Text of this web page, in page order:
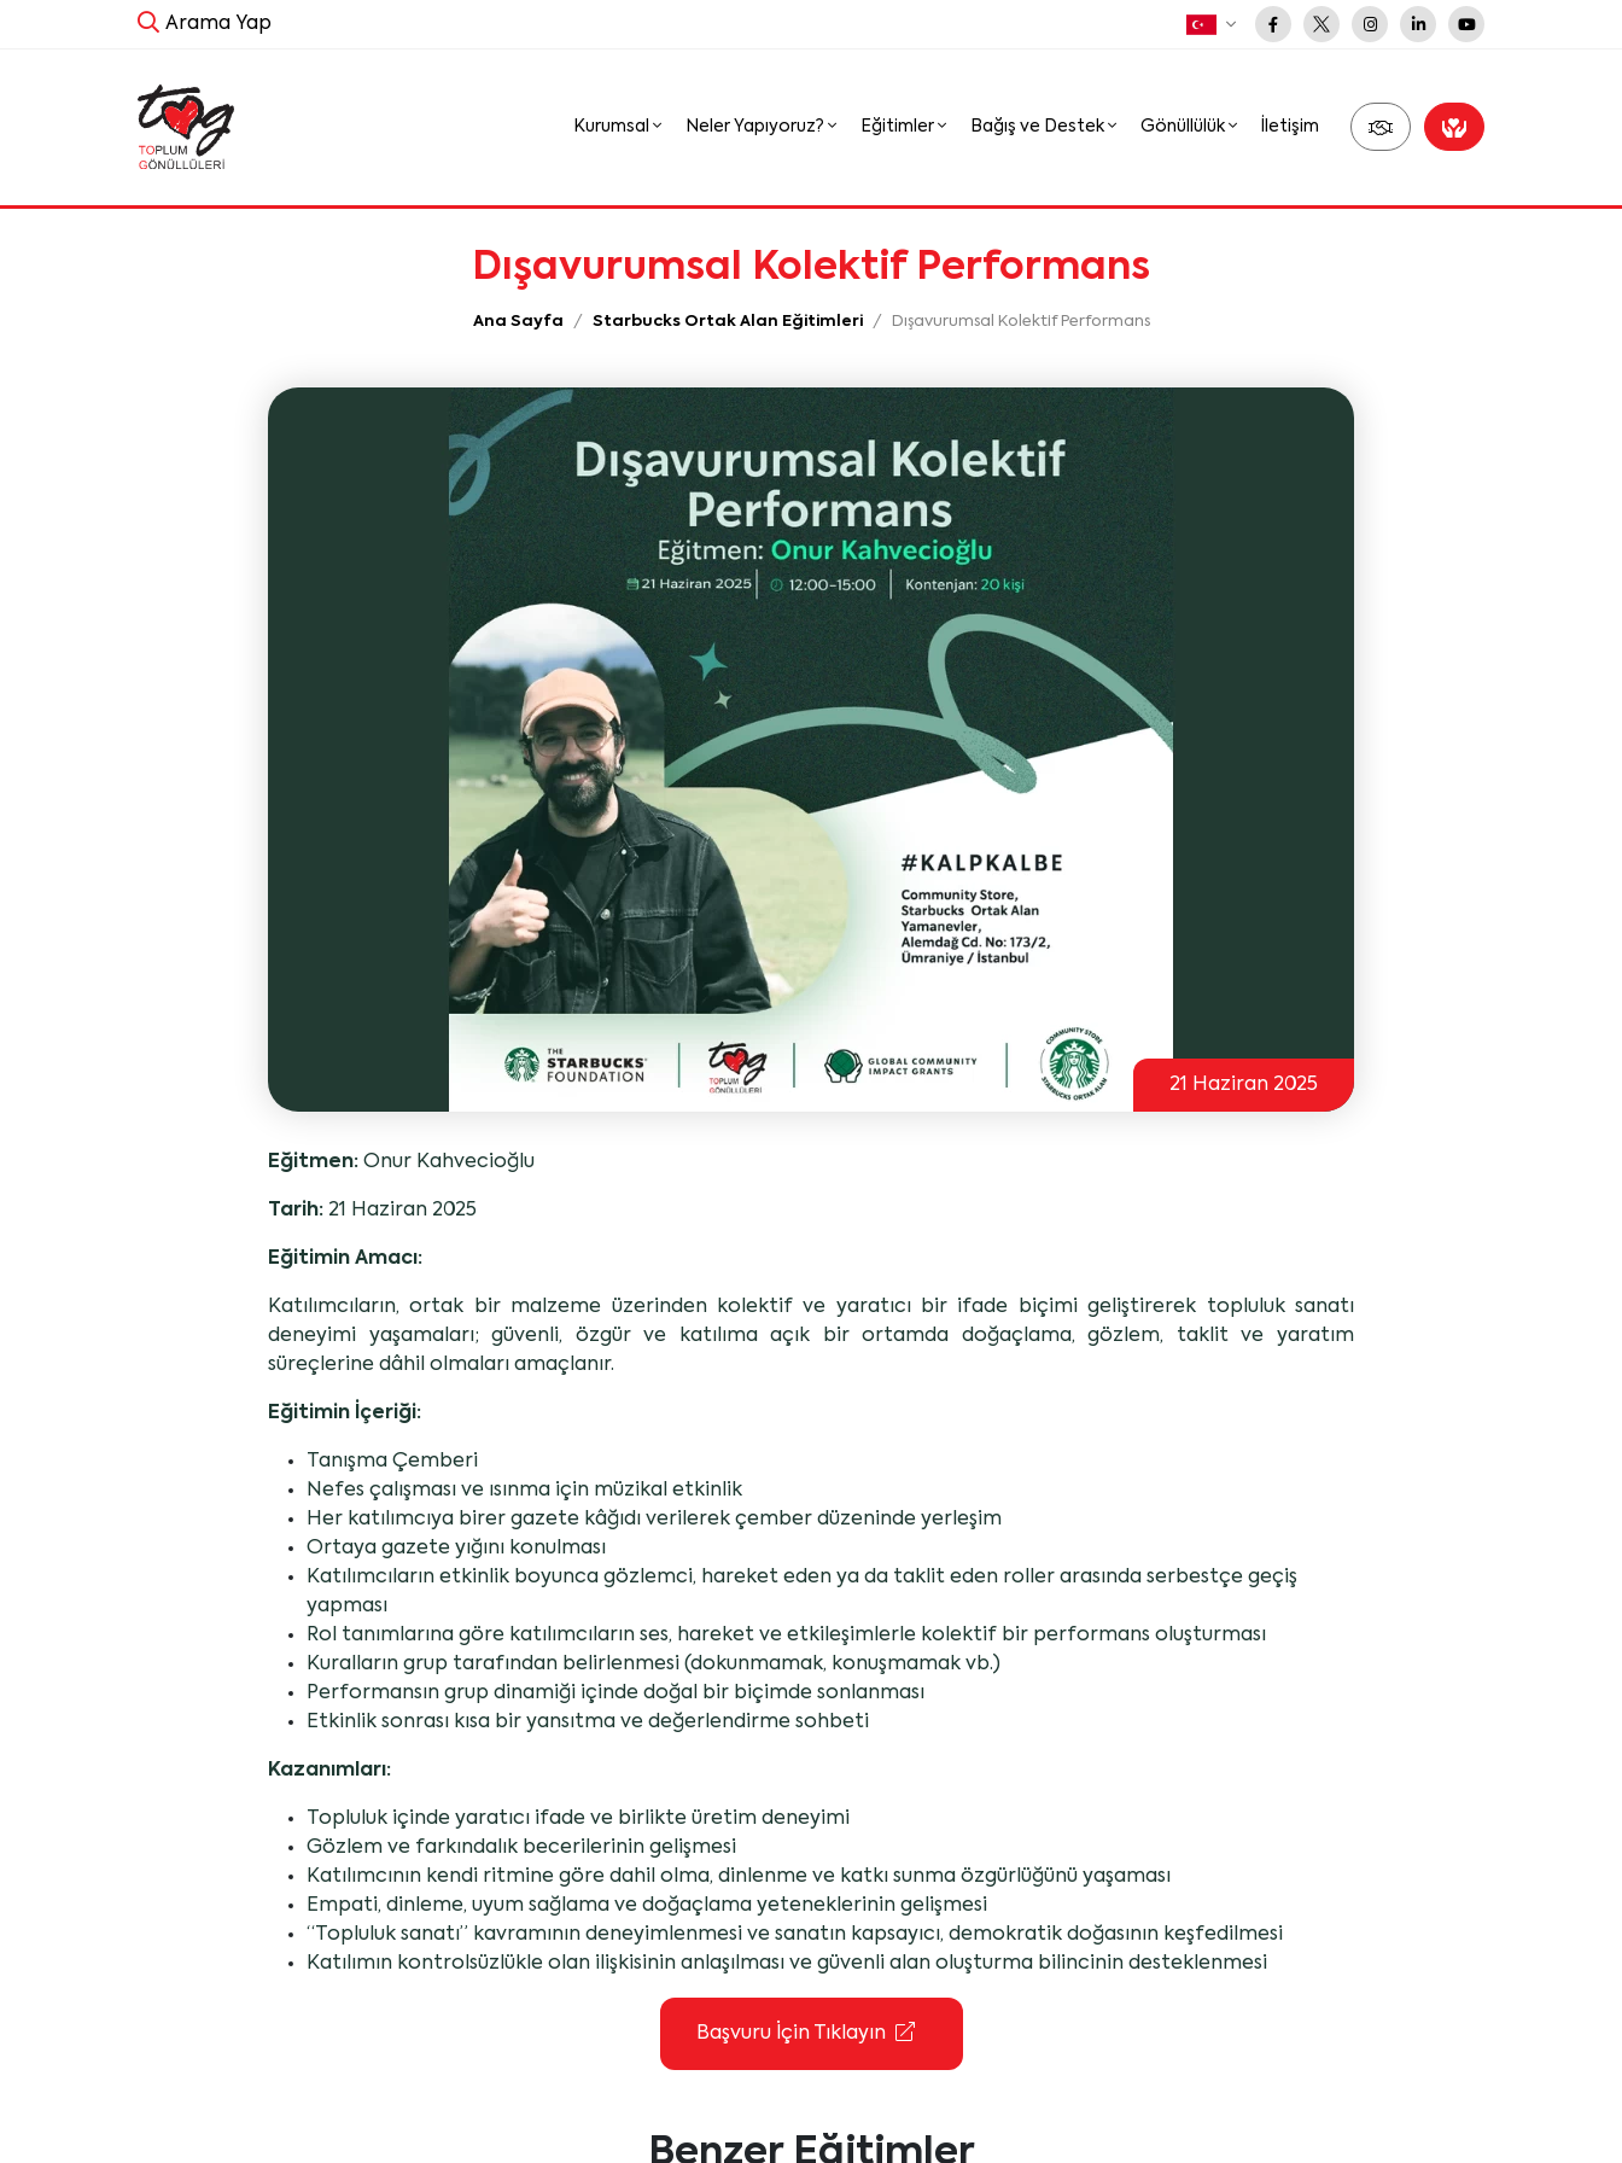
Arama Yap
Kurumsal Neler Yapıyoruz? Eğitimler Bağış ve Destek Gönüllülük İletişim
Dışavurumsal Kolektif Performans
Ana Sayfa Starbucks Ortak Alan Eğitimleri Dışavurumsal Kolektif Performans
21 Haziran 2025
Eğitmen: Onur Kahvecioğlu
Tarih: 21 Haziran 2025
Eğitimin Amacı:
Katılımcıların, ortak bir malzeme üzerinden kolektif ve yaratıcı bir ifade biçimi geliştirerek topluluk sanatı
deneyimi yaşamaları; güvenli, özgür ve katılıma açık bir ortamda doğaçlama, gözlem, taklit ve yaratım
süreçlerine dâhil olmaları amaçlanır.
Eğitimin İçeriği:
Tanışma Çemberi
Nefes çalışması ve ısınma için müzikal etkinlik
Her katılımcıya birer gazete kâğıdı verilerek çember düzeninde yerleşim
Ortaya gazete yığını konulması
Katılımcıların etkinlik boyunca gözlemci, hareket eden ya da taklit eden roller arasında serbestçe geçiş
yapması
Rol tanımlarına göre katılımcıların ses, hareket ve etkileşimlerle kolektif bir performans oluşturması
Kuralların grup tarafından belirlenmesi (dokunmamak, konuşmamak vb.)
Performansın grup dinamiği içinde doğal bir biçimde sonlanması
Etkinlik sonrası kısa bir yansıtma ve değerlendirme sohbeti
Kazanımları:
Topluluk içinde yaratıcı ifade ve birlikte üretim deneyimi
Gözlem ve farkındalık becerilerinin gelişmesi
Katılımcının kendi ritmine göre dahil olma, dinlenme ve katkı sunma özgürlüğünü yaşaması
Empati, dinleme, uyum sağlama ve doğaçlama yeteneklerinin gelişmesi
“Topluluk sanatı” kavramının deneyimlenmesi ve sanatın kapsayıcı, demokratik doğasının keşfedilmesi
Katılımın kontrolsüzlükle olan ilişkisinin anlaşılması ve güvenli alan oluşturma bilincinin desteklenmesi
Başvuru İçin Tıklayın
Benzer Eğitimler